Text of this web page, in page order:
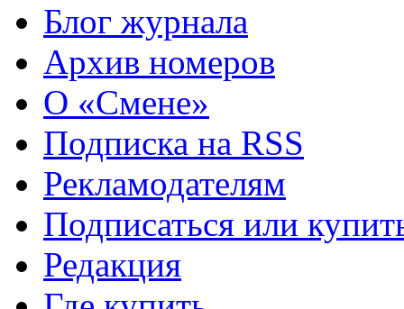
Блог журнала
Архив номеров
О «Смене»
Подписка на RSS
Рекламодателям
Подписаться или
Редакция